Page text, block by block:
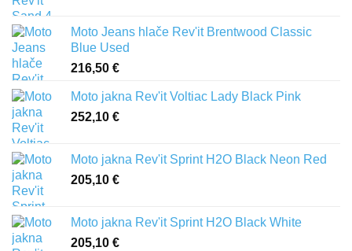
Moto Jeans hlače Rev'it Brentwood Classic
Blue Used
216,50 €
Moto jakna Rev'it Voltiac Lady Black Pink
252,10 €
Moto jakna Rev'it Sprint H2O Black Neon Red
205,10 €
Moto jakna Rev'it Sprint H2O Black White
205,10 €